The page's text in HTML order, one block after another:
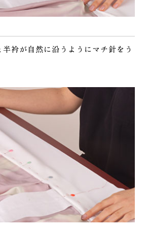
衿が自然に沿うようにマチ針をう